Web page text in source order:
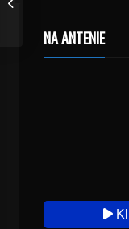
NA ANTENIE